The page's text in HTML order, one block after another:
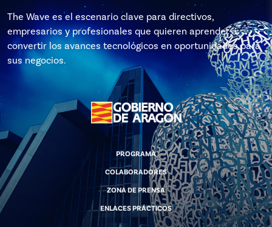
The Wave es el escenario clave para directivos,
empresarios y profesionales que quieren aprender a
convertir los avances tecnológicos en oportunidades para
sus negocios.
PROGRAMA
COLABORADORES
ZONA DE PRENSA
ENLACES PRÁCTICOS